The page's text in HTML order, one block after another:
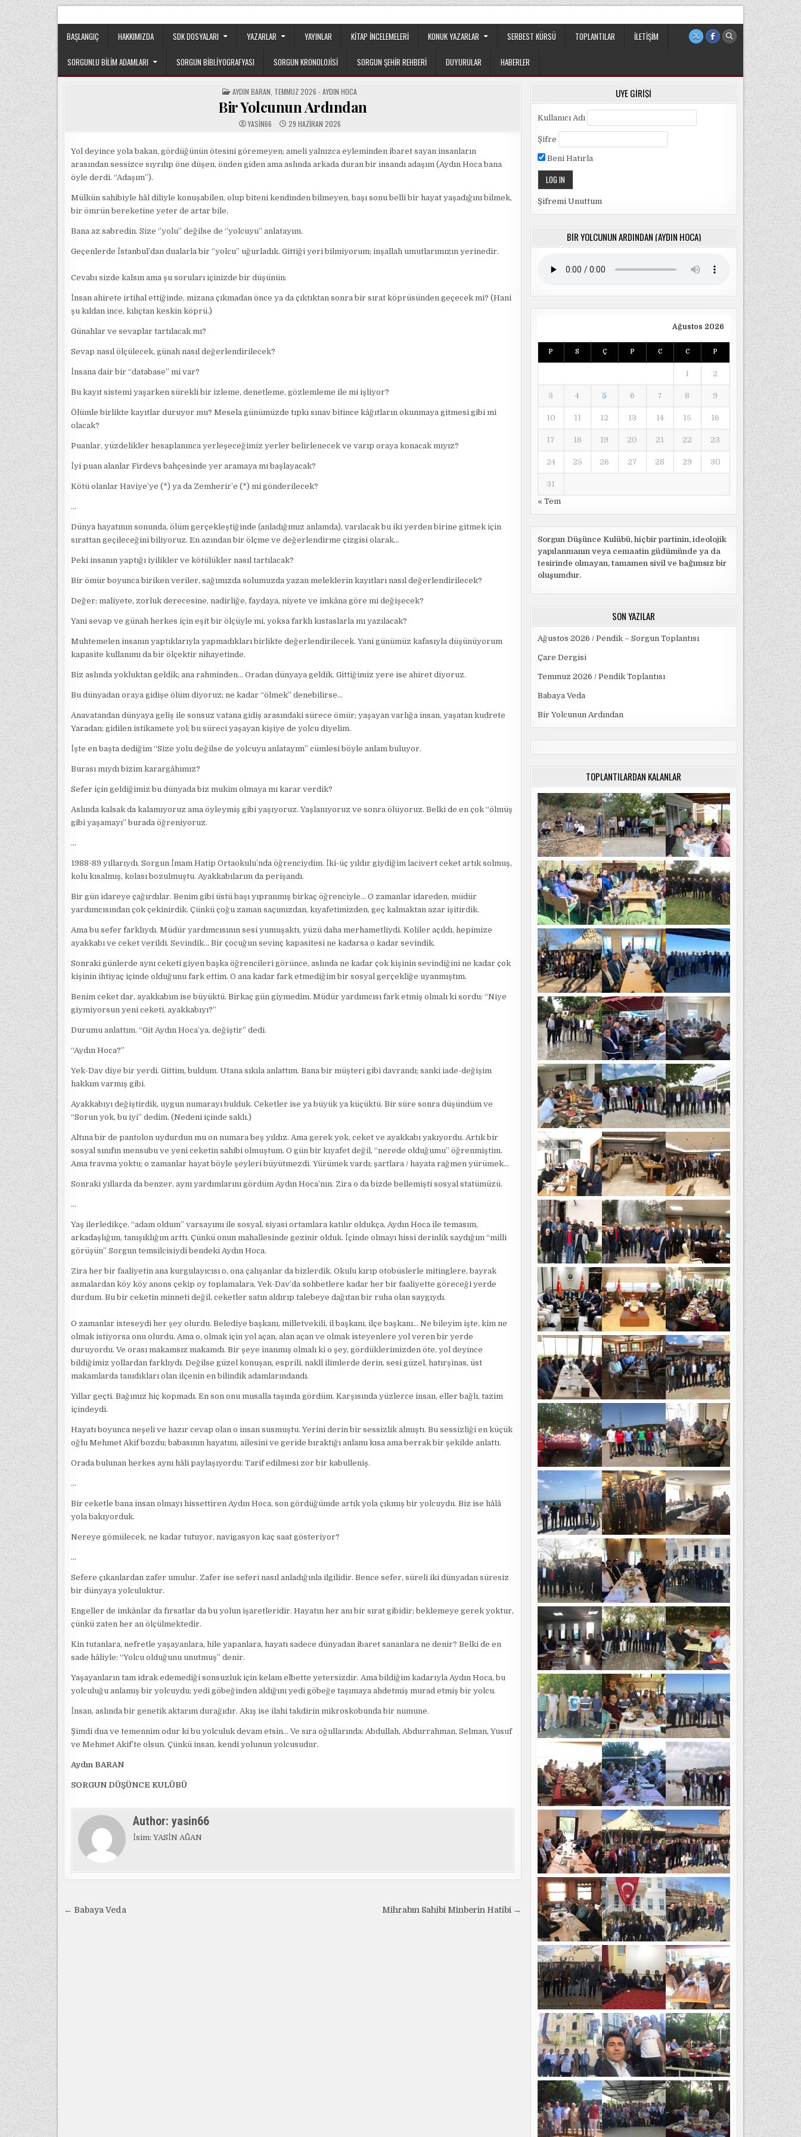
Skip
to
content
BAŞLANGIÇ HAKKIMIZDA SDK DOSYALARI YAZARLAR YAYINLAR KITAP İNCELEMELERI KONUK YAZARLAR SERBEST KÜRSÜ TOPLANTILAR İLETIŞIM
SORGUNLU BILIM ADAMLARI SORGUN BIBLIYOGRAFYASI SORGUN KRONOLOJISI SORGUN ŞEHIR REHBERI DUYURULAR HABERLER
POSTED
IN
AYDIN BARAN TEMMUZ 2026 - AYDIN HOCA
Bir Yolcunun Ardından
YASIN66 29 HAZIRAN 2026
Yol deyince yola bakan, gördüğünün ötesini göremeyen; ameli yalnızca eyleminden ibaret sayan insanların
arasından sessizce sıyrılıp öne düşen, önden giden ama aslında arkada duran bir insandı adaşım (Aydın Hoca bana
öyle derdi. “Adaşım”).
Mülkün sahibiyle hâl diliyle konuşabilen, olup biteni kendinden bilmeyen, başı sonu belli bir hayat yaşadığını bilmek,
bir ömrün bereketine yeter de artar bile.
Bana az sabredin. Size ‘’yolu’’ değilse de ‘’yolcuyu’’ anlatayım.
Geçenlerde İstanbul’dan dualarla bir ‘’yolcu’’ uğurladık. Gittiği yeri bilmiyorum; inşallah umutlarımızın yerinedir.
Cevabı sizde kalsın ama şu soruları içinizde bir düşünün:
İnsan ahirete irtihal ettiğinde, mizana çıkmadan önce ya da çıktıktan sonra bir sırat köprüsünden geçecek mi? (Hani
şu kıldan ince, kılıçtan keskin köprü.)
Günahlar ve sevaplar tartılacak mı?
Sevap nasıl ölçülecek, günah nasıl değerlendirilecek?
İnsana dair bir “database” mi var?
Bu kayıt sistemi yaşarken sürekli bir izleme, denetleme, gözlemleme ile mi işliyor?
Ölümle birlikte kayıtlar duruyor mu? Mesela günümüzde tıpkı sınav bitince kâğıtların okunmaya gitmesi gibi mi
olacak?
Puanlar, yüzdelikler hesaplanınca yerleşeceğimiz yerler belirlenecek ve varıp oraya konacak mıyız?
İyi puan alanlar Firdevs bahçesinde yer aramaya mı başlayacak?
Kötü olanlar Haviye’ye (*) ya da Zemherir’e (*) mi gönderilecek?
…
Dünya hayatının sonunda, ölüm gerçekleştiğinde (anladığımız anlamda), varılacak bu iki yerden birine gitmek için
sırattan geçileceğini biliyoruz. En azından bir ölçme ve değerlendirme çizgisi olarak…
Peki insanın yaptığı iyilikler ve kötülükler nasıl tartılacak?
Bir ömür boyunca biriken veriler, sağımızda solumuzda yazan meleklerin kayıtları nasıl değerlendirilecek?
Değer; maliyete, zorluk derecesine, nadirliğe, faydaya, niyete ve imkâna göre mi değişecek?
Yani sevap ve günah herkes için eşit bir ölçüyle mi, yoksa farklı kıstaslarla mı yazılacak?
Muhtemelen insanın yaptıklarıyla yapmadıkları birlikte değerlendirilecek. Yani günümüz kafasıyla düşünüyorum
kapasite kullanımı da bir ölçektir nihayetinde.
Biz aslında yokluktan geldik; ana rahminden… Oradan dünyaya geldik. Gittiğimiz yere ise ahiret diyoruz.
Bu dünyadan oraya gidişe ölüm diyoruz; ne kadar “ölmek” denebilirse…
Anavatandan dünyaya geliş ile sonsuz vatana gidiş arasındaki sürece ömür; yaşayan varlığa insan, yaşatan kudrete
Yaradan; gidilen istikamete yol; bu süreci yaşayan kişiye de yolcu diyelim.
İşte en başta dediğim “Size yolu değilse de yolcuyu anlatayım” cümlesi böyle anlam buluyor.
Burası mıydı bizim karargâhımız?
Sefer için geldiğimiz bu dünyada biz mukim olmaya mı karar verdik?
Aslında kalsak da kalamıyoruz ama öyleymiş gibi yaşıyoruz. Yaşlanıyoruz ve sonra ölüyoruz. Belki de en çok “ölmüş
gibi yaşamayı” burada öğreniyoruz.
…
1988-89 yıllarıydı. Sorgun İmam Hatip Ortaokulu’nda öğrenciydim. İki-üç yıldır giydiğim lacivert ceket artık solmuş,
kolu kısalmış, kolası bozulmuştu. Ayakkabılarım da perişandı.
Bir gün idareye çağırdılar. Benim gibi üstü başı yıpranmış birkaç öğrenciyle… O zamanlar idareden, müdür
yardımcısından çok çekinirdik. Çünkü çoğu zaman saçımızdan, kıyafetimizden, geç kalmaktan azar işitirdik.
Ama bu sefer farklıydı. Müdür yardımcısının sesi yumuşaktı, yüzü daha merhametliydi. Koliler açıldı, hepimize
ayakkabı ve ceket verildi. Sevindik… Bir çocuğun sevinç kapasitesi ne kadarsa o kadar sevindik.
Sonraki günlerde aynı ceketi giyen başka öğrencileri görünce, aslında ne kadar çok kişinin sevindiğini ne kadar çok
kişinin ihtiyaç içinde olduğunu fark ettim. O ana kadar fark etmediğim bir sosyal gerçekliğe uyanmıştım.
Benim ceket dar, ayakkabım ise büyüktü. Birkaç gün giymedim. Müdür yardımcısı fark etmiş olmalı ki sordu: “Niye
giymiyorsun yeni ceketi, ayakkabıyı?”
Durumu anlattım. “Git Aydın Hoca’ya, değiştir” dedi.
“Aydın Hoca?”
Yek-Dav diye bir yerdi. Gittim, buldum. Utana sıkıla anlattım. Bana bir müşteri gibi davrandı; sanki iade-değişim
hakkım varmış gibi.
Ayakkabıyı değiştirdik, uygun numarayı bulduk. Ceketler ise ya büyük ya küçüktü. Bir süre sonra düşündüm ve
“Sorun yok, bu iyi” dedim. (Nedeni içinde saklı.)
Altına bir de pantolon uydurdun mu on numara beş yıldız. Ama gerek yok, ceket ve ayakkabı yakıyordu. Artık bir
sosyal sınıfın mensubu ve yeni ceketin sahibi olmuştum. O gün bir kıyafet değil, “nerede olduğumu” öğrenmiştim.
Ama travma yoktu; o zamanlar hayat böyle şeyleri büyütmezdi. Yürümek vardı; şartlara / hayata rağmen yürümek…
Sonraki yıllarda da benzer, aynı yardımlarını gördüm Aydın Hoca’nın. Zira o da bizde bellemişti sosyal statümüzü.
…
Yaş ilerledikçe, “adam oldum” varsayımı ile sosyal, siyasi ortamlara katılır oldukça, Aydın Hoca ile temasım,
arkadaşlığım, tanışıklığım arttı. Çünkü onun mahallesinde gezinir olduk. İçinde olmayı hissi derinlik saydığım “milli
görüşün” Sorgun temsilcisiydi bendeki Aydın Hoca.
Zira her bir faaliyetin ana kurgulayıcısı o, ona çalışanlar da bizlerdik. Okulu kırıp otobüslerle mitinglere, bayrak
asmalardan köy köy anons çekip oy toplamalara, Yek-Dav’da sohbetlere kadar her bir faaliyette göreceği yerde
durdum. Bu bir ceketin minneti değil, ceketler satın aldırıp talebeye dağıtan bir ruha olan saygıydı.
O zamanlar isteseydi her şey olurdu. Belediye başkanı, milletvekili, il başkanı, ilçe başkanı… Ne bileyim işte, kim ne
olmak istiyorsa onu olurdu. Ama o, olmak için yol açan, alan açan ve olmak isteyenlere yol veren bir yerde
duruyordu. Ve orası makamsız makamdı. Bir şeye inanmış olmalı ki o şey, gördüklerimizden öte, yol deyince
bildiğimiz yollardan farklıydı. Değilse güzel konuşan, esprili, naklî ilimlerde derin, sesi güzel, hatırşinas, üst
makamlarda tanıdıkları olan ilçenin en bilindik adamlarındandı.
Yıllar geçti. Bağımız hiç kopmadı. En son onu musalla taşında gördüm. Karşısında yüzlerce insan, eller bağlı, tazim
içindeydi.
Hayatı boyunca neşeli ve hazır cevap olan o insan susmuştu. Yerini derin bir sessizlik almıştı. Bu sessizliği en küçük
oğlu Mehmet Akif bozdu; babasının hayatını, ailesini ve geride bıraktığı anlamı kısa ama berrak bir şekilde anlattı.
Orada bulunan herkes aynı hâli paylaşıyordu: Tarif edilmesi zor bir kabulleniş.
…
Bir ceketle bana insan olmayı hissettiren Aydın Hoca, son gördüğümde artık yola çıkmış bir yolcuydu. Biz ise hâlâ
yola bakıyorduk.
Nereye gömülecek, ne kadar tutuyor, navigasyon kaç saat gösteriyor?
…
Sefere çıkanlardan zafer umulur. Zafer ise seferi nasıl anladığınla ilgilidir. Bence sefer, süreli iki dünyadan süresiz
bir dünyaya yolculuktur.
Engeller de imkânlar da fırsatlar da bu yolun işaretleridir. Hayatın her anı bir sırat gibidir; beklemeye gerek yoktur,
çünkü zaten her an ölçülmektedir.
Kin tutanlara, nefretle yaşayanlara, hile yapanlara, hayatı sadece dünyadan ibaret sananlara ne denir? Belki de en
sade hâliyle: “Yolcu olduğunu unutmuş” denir.
Yaşayanların tam idrak edemediği sonsuzluk için kelam elbette yetersizdir. Ama bildiğim kadarıyla Aydın Hoca, bu
yolculuğu anlamış bir yolcuydu; yedi göbeğinden aldığını yedi göbeğe taşımaya ahdetmiş murad etmiş bir yolcu.
İnsan, aslında bir genetik aktarım durağıdır. Akış ise ilahi takdirin mikroskobunda bir numune.
Şimdi dua ve temennim odur ki bu yolculuk devam etsin… Ve sıra oğullarında: Abdullah, Abdurrahman, Selman, Yusuf
ve Mehmet Akif’te olsun. Çünkü insan, kendi yolunun yolcusudur.
Aydın BARAN
SORGUN DÜŞÜNCE KULÜBÜ
Author: yasin66
İsim: YASİN AĞAN
Yazı Mihrabın Sahibi Minberin Hatibi →
← Babaya Veda
ÜYE GIRIŞI
Kullanıcı Adı
Şifre
Beni Hatırla
Şifremi Unuttum
BIR YOLCUNUN ARDINDAN (AYDIN HOCA)
Ağustos 2026
P S Ç P C C P
1 2
3 4 5 6 7 8 9
10 11 12 13 14 15 16
17 18 19 20 21 22 23
24 25 26 27 28 29 30
31
« Tem
Sorgun Düşünce Kulübü, hiçbir partinin, ideolojik
yapılanmanın veya cemaatin güdümünde ya da
tesirinde olmayan, tamamen sivil ve bağımsız bir
oluşumdur.
SON YAZILAR
Ağustos 2026 / Pendik – Sorgun Toplantısı
Çare Dergisi
Temmuz 2026 / Pendik Toplantısı
Babaya Veda
Bir Yolcunun Ardından
TOPLANTILARDAN KALANLAR